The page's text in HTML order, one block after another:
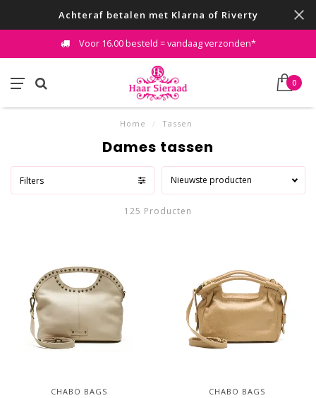
Achteraf betalen met Klarna of Riverty
Voor 16.00 besteld = vandaag verzonden*
0
Home / Tassen
Dames tassen
Filters Nieuwste producten
125 Producten
CHABO BAGS CHABO BAGS